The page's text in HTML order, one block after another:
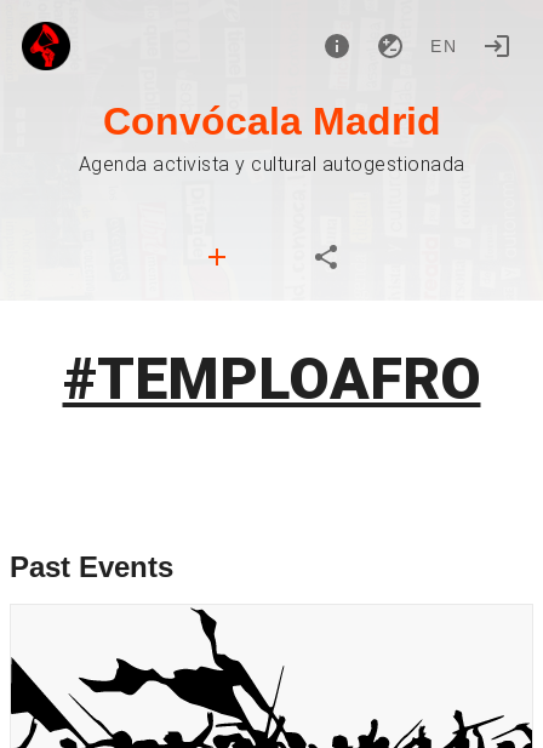
EN
Convócala Madrid
Agenda activista y cultural autogestionada
#TEMPLOAFRO
Past Events